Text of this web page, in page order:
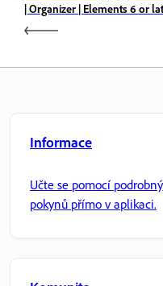
| Organizer | Elements 6 or
Informace
Učte se pomocí
pokynů přímo v aplikaci.